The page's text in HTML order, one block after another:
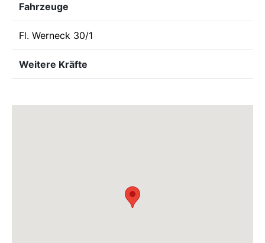
Fahrzeuge
Fl. Werneck 30/1
Weitere Kräfte